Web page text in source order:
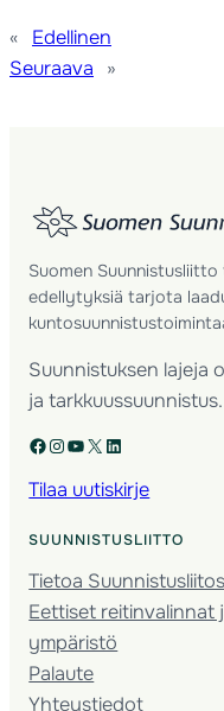
«
Edellinen
Seuraava
»
Suomen
edellytyksiä tarjota
Suunnistuksen lajeja
ja tarkkuussuunnistus.
Facebook Instagram YouTube X LinkedIn
Tilaa uutiskirje
SUUNNISTUSLIITTO
Tietoa
Eettiset reitinvalinnat
ympäristö
Palaute
Yhteystiedot